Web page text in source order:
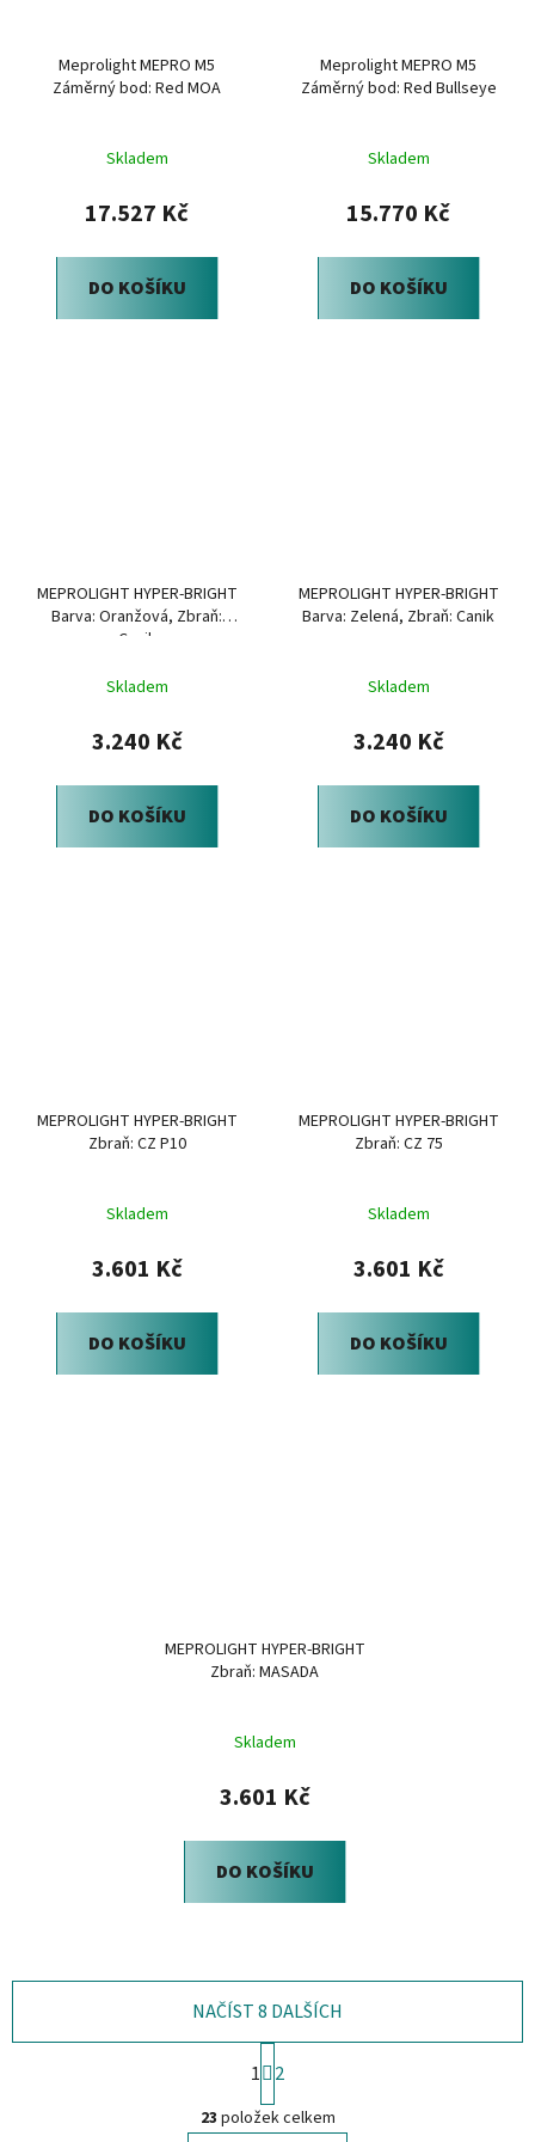
Meprolight MEPRO M5
Záměrný bod: Red MOA
Skladem
17.527 Kč
DO KOŠÍKU
Meprolight MEPRO M5
Záměrný bod: Red Bullseye
Skladem
15.770 Kč
DO KOŠÍKU
MEPROLIGHT HYPER-BRIGHT
Barva: Oranžová, Zbraň:
Canik
Skladem
3.240 Kč
DO KOŠÍKU
MEPROLIGHT HYPER-BRIGHT
Barva: Zelená, Zbraň: Canik
Skladem
3.240 Kč
DO KOŠÍKU
MEPROLIGHT HYPER-BRIGHT
Zbraň: CZ P10
Skladem
3.601 Kč
DO KOŠÍKU
MEPROLIGHT HYPER-BRIGHT
Zbraň: CZ 75
Skladem
3.601 Kč
DO KOŠÍKU
MEPROLIGHT HYPER-BRIGHT
Zbraň: MASADA
Skladem
3.601 Kč
DO KOŠÍKU
O
v
NAČÍST 8 DALŠÍCH
S
t
r
á
1 2
23 položek celkem